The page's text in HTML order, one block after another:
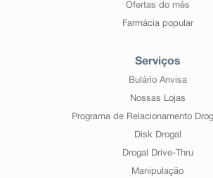
Ofertas do mês
Farmácia popular
Serviços
Bulário Anvisa
Nossas Lojas
Programa de Relacionamento
Disk Drogal
Drogal Drive-Thru
Manipulação